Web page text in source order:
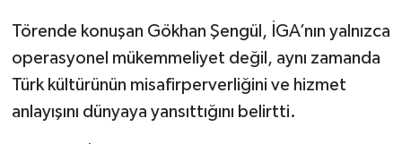
Törende konuşan Gökhan Şengül, İGA’nın yalnızca
operasyonel mükemmeliyet değil, aynı zamanda
Türk kültürünün misafirperverliğini ve hizmet
anlayışını dünyaya yansıttığını belirtti.